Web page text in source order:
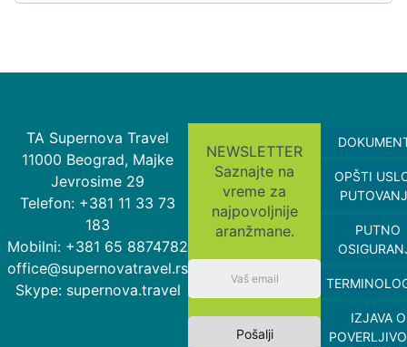
TA Supernova Travel
11000 Beograd, Majke
Jevrosime 29
Telefon: +381 11 33 73
183
Mobilni: +381 65 8874782
office@supernovatravel.rs
Skype: supernova.travel
NEWSLETTER
Saznajte na
vreme za
najpovoljnije
aranžmane.
Pošalji
OPŠTI
PUTNO
IZJAVA O